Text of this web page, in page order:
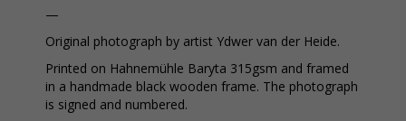
—
Original photograph by artist Ydwer van der Heide.
Printed on Hahnemühle Baryta 315gsm and framed
in a handmade black wooden frame. The photograph
is signed and numbered.